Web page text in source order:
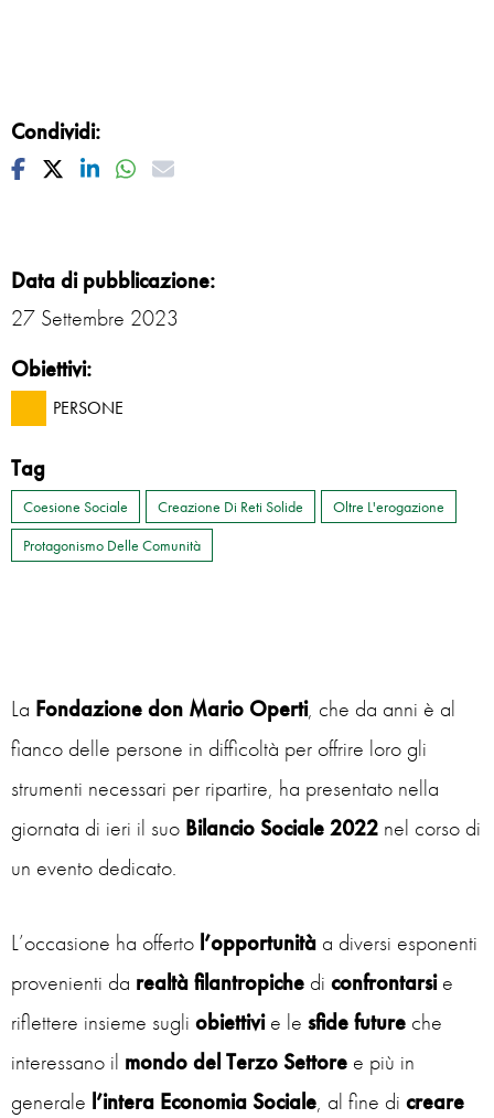
Condividi:
Facebook
TwitterLinkedinWhatsapp
Mail
Data di pubblicazione:
27 Settembre 2023
Obiettivi:
PERSONE
Tag
Coesione Sociale Creazione Di Reti Solide
Oltre L'erogazione
Protagonismo Delle Comunità
La Fondazione don Mario Operti, che da anni è al
fianco delle persone in difficoltà per offrire loro gli
strumenti necessari per ripartire, ha presentato nella
giornata di ieri il suo Bilancio Sociale 2022 nel corso di
un evento dedicato.
L’occasione ha offerto l’opportunità a diversi esponenti
provenienti da realtàfilantropiche di confrontarsie
riflettere insieme sugli obiettivie le sfidefuture che
interessano il mondo del Terzo Settore e più in
generale l’intera Economia Sociale, al fine di creare